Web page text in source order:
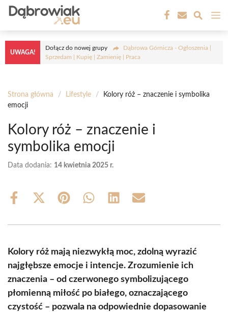
Przejdź
treści
UWAGA!
Dołącz do nowej grupy
Dąbrowa Górnicza - Ogłoszenia |
Sprzedam | Kupię | Zamienię | Praca
Strona główna / Lifestyle /
Kolory róż – znaczenie i symbolika
emocji
Kolory róż – znaczenie i
symbolika emocji
Data dodania: 14 kwietnia 2025 r.
Share
Share
(Twitter)
Share Share Share Share
Kolory róż mają niezwykłą moc, zdolną wyrazić
najgłębsze emocje i intencje. Zrozumienie ich
znaczenia – od czerwonego symbolizującego
płomienną miłość po białego, oznaczającego
czystość – pozwala na odpowiednie dopasowanie